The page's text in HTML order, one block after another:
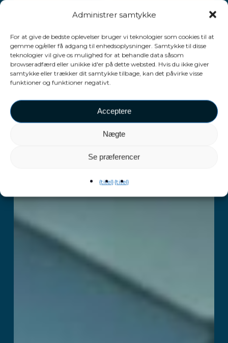
Administrer samtykke
For at give de bedste oplevelser bruger vi teknologier som cookies til at
gemme og/eller få adgang til enhedsoplysninger. Samtykke til disse
teknologier vil give os mulighed for at behandle data såsom
browseradfærd eller unikke id'er på dette websted. Hvis du ikke giver
samtykke eller trækker dit samtykke tilbage, kan det påvirke visse
funktioner og funktioner negativt.
Acceptere
Nægte
Se præferencer
{titel}{titel}